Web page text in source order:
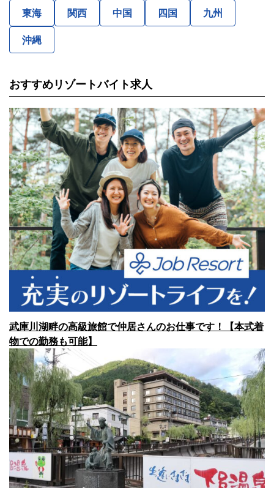
東海
関西 中国 四国
九州
沖縄
おすすめリゾートバイト求人
武庫川湖畔の高級旅館で仲居さんのお仕事です！【本式着
物での勤務も可能】